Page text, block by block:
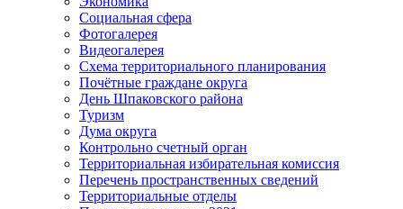
Социальная сфера
Фотогалерея
Видеогалерея
Схема территориального планирования
Почётные граждане округа
День Шпаковского района
Туризм
Дума округа
Контрольно счетный орган
Территориальная избирательная комиссия
Перечень пространственных сведений
Территориальные отделы